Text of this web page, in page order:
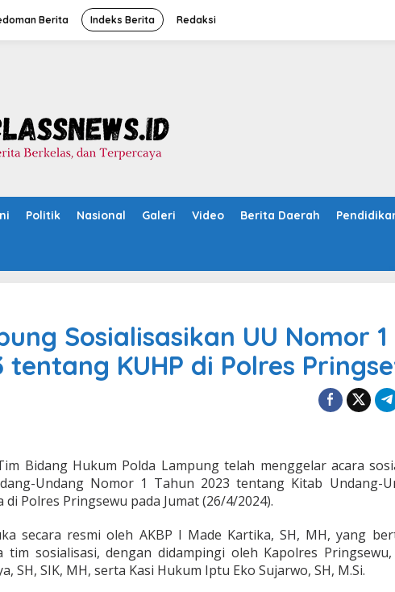
Berita Indeks Berita Redaksi
Politik Nasional Galeri Video Berita Daerah
Sosialisasikan UU Nomor 1
tentang KUHP di Polres
Bidang Hukum Polda Lampung telah menggelar acara
Undang Nomor 1 Tahun 2023 tentang Kitab Undang-
di Polres Pringsewu pada Jumat (26/4/2024).
secara resmi oleh AKBP I Made Kartika, SH, MH, yang
tim sosialisasi, dengan didampingi oleh Kapolres Pringsewu,
SH, SIK, MH, serta Kasi Hukum Iptu Eko Sujarwo, SH, M.Si.